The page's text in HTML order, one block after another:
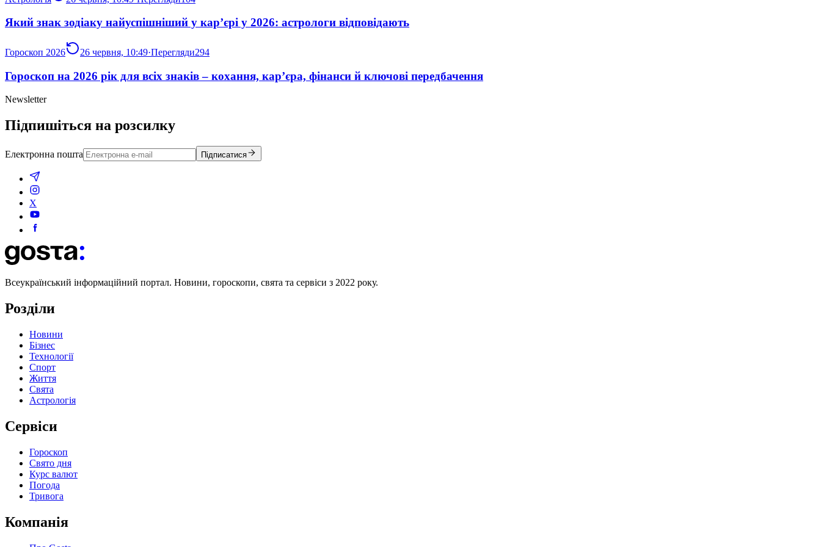
Який знак зодіаку найуспішніший у кар’єрі у 2026: астрологи відповідають
Гороскоп 2026 26 червня, 10:49·Перегляди294
Гороскоп на 2026 рік для всіх знаків – кохання, кар’єра, фінанси й ключові передбачення
Newsletter
Підпишіться на розсилку
Електронна пошта Підписатися
X
Всеукраїнський інформаційний портал. Новини, гороскопи, свята та сервіси з 2022 року.
Розділи
Новини
Бізнес
Технології
Спорт
Життя
Свята
Астрологія
Сервіси
Гороскоп
Свято дня
Курс валют
Погода
Тривога
Компанія